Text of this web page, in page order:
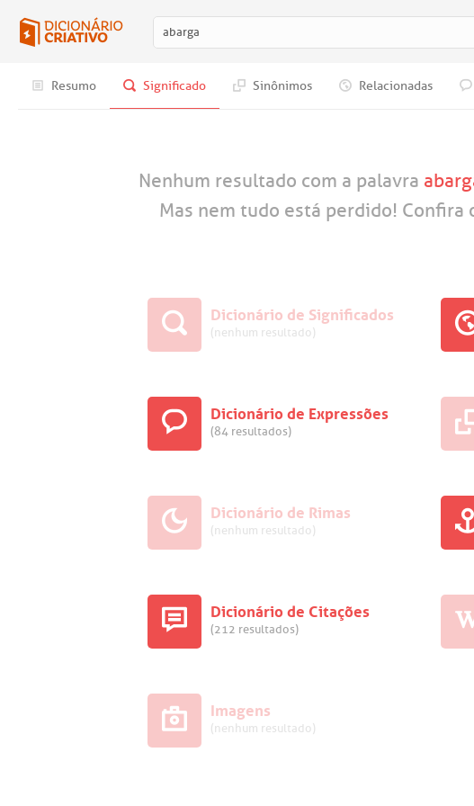
Resumo Significado Sinônimos Relacionadas
Nenhum resultado com a palavra
Mas nem tudo está perdido!
Dicionário de Significados
(nenhum resultado)
Dicionário de Expressões
(84 resultados)
Dicionário de Rimas
(nenhum resultado)
Dicionário de Citações
(212 resultados)
Imagens
(nenhum resultado)